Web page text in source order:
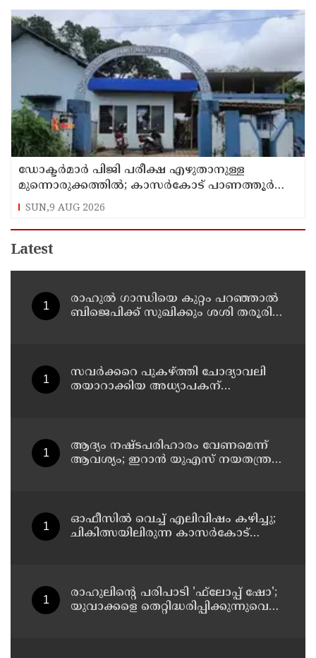
ഡോക്ടര്‍മാര്‍ പിജി പരീക്ഷ എഴുതാനുള്ള
മുന്നൊരുക്കത്തില്‍; കാസര്‍കോട് പാണത്തൂര്‍
കുടുംബാരോഗ്യ കേന്ദ്രം അടച്ചുപൂട്ടി
SUN,9 AUG 2026
Latest
രാഹുല്‍ ഗാന്ധിയെ കുറ്റം പറഞ്ഞാല്‍
ബിജെപിക്ക് സുഖിക്കും ശശി തരൂരിന്
സവര്‍ക്കറെ പുകഴ്ത്തി ചോദ്യാവലി
തയാറാക്കിയ അധ്യാപകന്
ആദ്യം നഷ്ടപരിഹാരം വേണമെന്ന്
ആവശ്യം; ഇറാന്‍ യുഎസ് നയതന്ത്ര
ഓഫീസില്‍ വെച്ച് എലിവിഷം കഴിച്ചു;
ചികിത്സയിലിരുന്ന കാസര്‍കോട്
രാഹുലിന്റെ പരിപാടി 'ഫ്‌ലോപ്പ് ഷോ';
യുവാക്കളെ തെറ്റിദ്ധരിപ്പിക്കുന്നുവെന്ന്